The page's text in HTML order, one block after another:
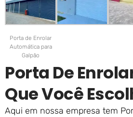
Porta de Enrolar
Automática para
Galpão
Porta De
Que Você
Aqui em nossa empresa tem